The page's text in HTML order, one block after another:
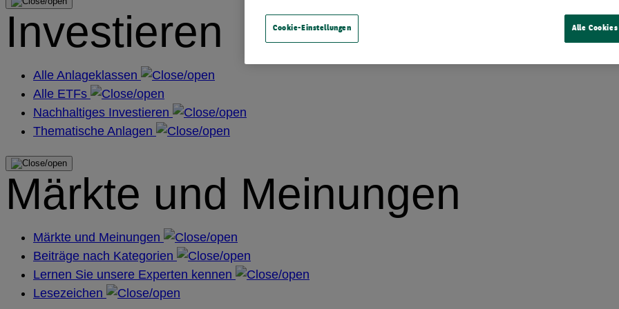
Investieren
Alle Anlageklassen
Alle ETFs
Nachhaltiges Investieren
Thematische Anlagen
Märkte und Meinungen
Märkte und Meinungen
Beiträge nach Kategorien
Lernen Sie unsere Experten kennen
Lesezeichen
Cookie-Einstellungen Alle